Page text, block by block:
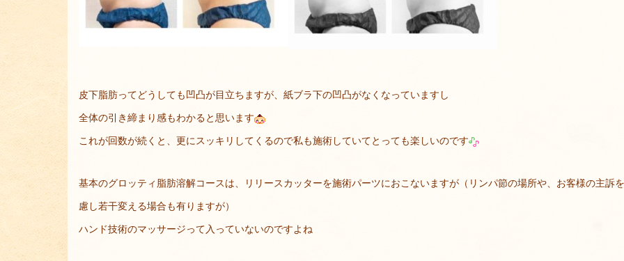
皮下脂肪ってどうしても凹凸が目立ちますが、紙ブラ下の凹凸がなくなっていますし
全体の引き締まり感もわかると思います
これが回数が続くと、更にスッキリしてくるので私も施術していてとっても楽しいのです
基本のグロッティ脂肪溶解コースは、リリースカッターを施術パーツにおこないますが（リンパ節の場所や、お客様の主訴
慮し若干変える場合も有りますが）
ハンド技術のマッサージって入っていないのですよね